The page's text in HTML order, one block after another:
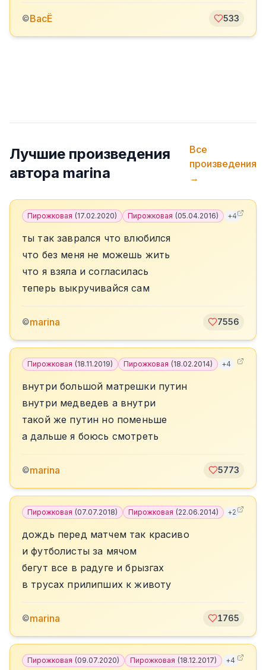
©ВасЁ 533
Лучшие произведения
автора marina
Все
произведения
→
Пирожковая (17.02.2020) Пирожковая (05.04.2016) +4
ты так заврался что влюбился
что без меня не можешь жить
что я взяла и согласилась
теперь выкручивайся сам
©marina 7556
Пирожковая (18.11.2019) Пирожковая (18.02.2014) +4
внутри большой матрешки путин
внутри медведев а внутри
такой же путин но поменьше
а дальше я боюсь смотреть
©marina 5773
Пирожковая (07.07.2018) Пирожковая (22.06.2014) +2
дождь перед матчем так красиво
и футболисты за мячом
бегут все в радуге и брызгах
в трусах прилипших к животу
©marina 1765
Пирожковая (09.07.2020) Пирожковая (18.12.2017) +4